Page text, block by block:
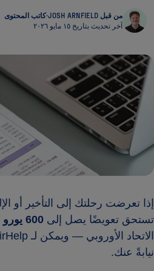
من قبل JOSH ARNFIELD ·كاتب المحتوى
آخر تحديث بتاريخ ١٥ مايو ٢٠٢٦
إذا تعرضت رحلتك إلى التأخير أو
تستحق تعويضًا يصل إلى 600 يورو لكل راكب
نيابةً عنك.